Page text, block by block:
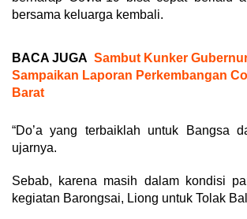
bersama keluarga kembali.
BACA JUGA Sambut Kunker
Sampaikan Laporan Perkembangan
Barat
“Do’a yang terbaiklah untuk Bangsa
ujarnya.
Sebab, karena masih dalam kondisi
kegiatan Barongsai, Liong untuk Tolak